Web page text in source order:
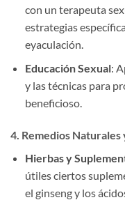
con un terapeuta
estrategias
eyaculación.
Educación Sexual:
y las técnicas para
beneficioso.
4. Remedios Naturales
Hierbas y
útiles ciertos
el ginseng y los